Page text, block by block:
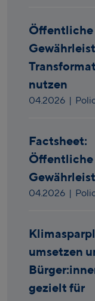
Öffentliche
nutzen
04.2026 |
Factsheet:
Öffentliche
04.2026 |
umsetzen
gezielt für